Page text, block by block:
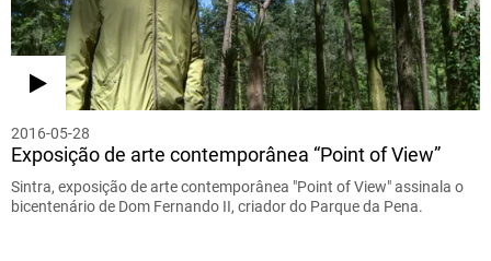
2016-05-28
Exposição de arte contemporânea “Point of View”
Sintra, exposição de arte contemporânea "Point of View" assinala o
bicentenário de Dom Fernando II, criador do Parque da Pena.